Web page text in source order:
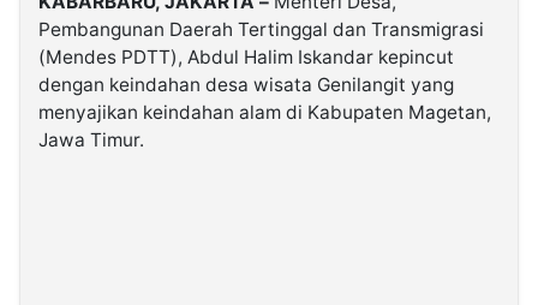
Kabarbaru.co
2026
Pembangunan Daerah Tertinggal dan Transmigrasi
(Mendes PDTT), Abdul Halim Iskandar kepincut
dengan keindahan desa wisata Genilangit yang
menyajikan keindahan alam di Kabupaten Magetan,
Jawa Timur.